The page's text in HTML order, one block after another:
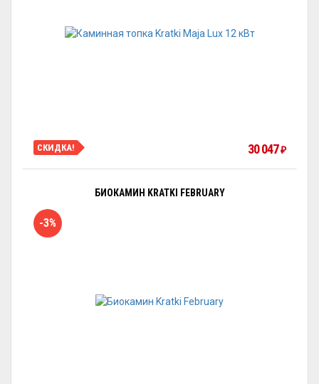
СКИДКА! 30 047₽
БИОКАМИН KRATKI FEBRUARY
-3%